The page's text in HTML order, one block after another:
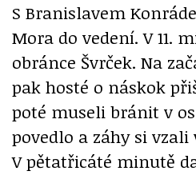
S Branislavem
Mora do vedení. V 11.
obránce Švrček. Na
pak hosté o náskok
poté museli bránit v
povedlo a záhy si vzali
V pětatřicáté minutě